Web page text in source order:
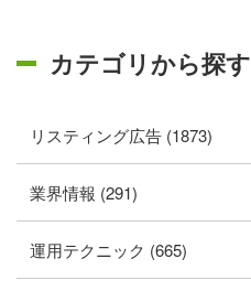
カテゴリから探す
リスティング広告 (1873)
業界情報 (291)
運用テクニック (665)